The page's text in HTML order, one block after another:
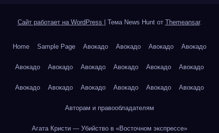
Сайт работает на WordPress Тема News Hunt от Themeansar.
Home Sample Page Авокадо Авокадо Авокадо Авокадо
Авокадо Авокадо Авокадо Авокадо Авокадо Авокадо
Авокадо Авокадо Авокадо Авокадо Авокадо Авокадо
Авторам и правообладателям
Агата Кристи — Убийство в «Восточном экспрессе»